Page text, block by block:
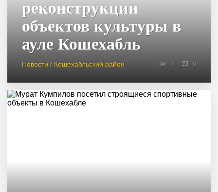
реконструкции
объектов культуры в
ауле Кошехабль
Новости / Кошехабльский район 3 0